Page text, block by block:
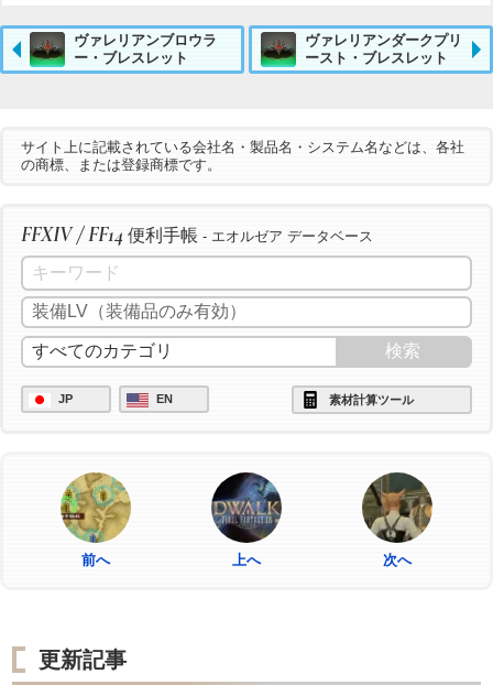
ヴァレリアンブロウラ
ー・ブレスレット
ヴァレリアンダークプリ
ースト・ブレスレット
サイト上に記載されている会社名・製品名・システム名などは、各社
の商標、または登録商標です。
FFXIV / FF14 便利手帳 - エオルゼア データベース
JP EN 素材計算ツール
前へ 上へ 次へ
更新記事